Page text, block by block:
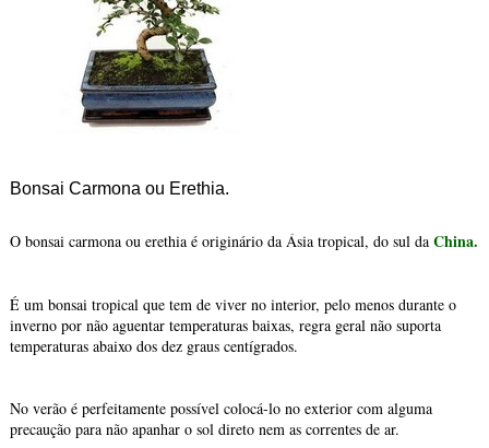
Bonsai Carmona ou Erethia.
O bonsai carmona ou erethia é originário da Ásia tropical, do sul da China.
É um bonsai tropical que tem de viver no interior, pelo menos durante o
inverno por não aguentar temperaturas baixas, regra geral não suporta
temperaturas abaixo dos dez graus centígrados.
No verão é perfeitamente possível colocá-lo no exterior com alguma
precaução para não apanhar o sol direto nem as correntes de ar.